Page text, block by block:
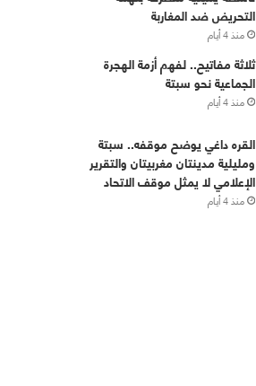
التحريض ضد المغاربة
منذ 4 أيام
ثلاثة مفاتيح.. لفهم أزمة الهجرة
الجماعية نحو سبتة
منذ 4 أيام
القره داغي يوضح موقفه.. سبتة
ومليلية مدينتان مغربيتان والتقرير
الإعلامي لا يمثل موقف الاتحاد
منذ 4 أيام